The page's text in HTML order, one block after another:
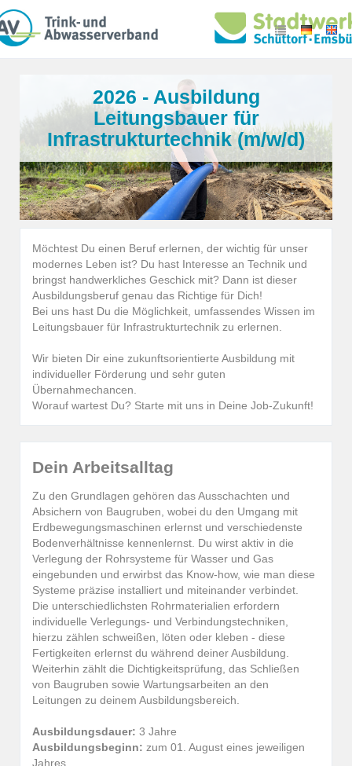
2026 - Ausbildung
Leitungsbauer für
Infrastrukturtechnik (m/w/d)
Möchtest Du einen Beruf erlernen, der wichtig für unser
modernes Leben ist? Du hast Interesse an Technik und
bringst handwerkliches Geschick mit? Dann ist dieser
Ausbildungsberuf genau das Richtige für Dich!
Bei uns hast Du die Möglichkeit, umfassendes Wissen im
Leitungsbauer für Infrastrukturtechnik zu erlernen.
Wir bieten Dir eine zukunftsorientierte Ausbildung mit
individueller Förderung und sehr guten
Übernahmechancen.
Worauf wartest Du? Starte mit uns in Deine Job-Zukunft!
Dein Arbeitsalltag
Zu den Grundlagen gehören das Ausschachten und
Absichern von Baugruben, wobei du den Umgang mit
Erdbewegungsmaschinen erlernst und verschiedenste
Bodenverhältnisse kennenlernst. Du wirst aktiv in die
Verlegung der Rohrsysteme für Wasser und Gas
eingebunden und erwirbst das Know-how, wie man diese
Systeme präzise installiert und miteinander verbindet.
Die unterschiedlichsten Rohrmaterialien erfordern
individuelle Verlegungs- und Verbindungstechniken,
hierzu zählen schweißen, löten oder kleben - diese
Fertigkeiten erlernst du während deiner Ausbildung.
Weiterhin zählt die Dichtigkeitsprüfung, das Schließen
von Baugruben sowie Wartungsarbeiten an den
Leitungen zu deinem Ausbildungsbereich.
Ausbildungsdauer: 3 Jahre
Ausbildungsbeginn: zum 01. August eines jeweiligen
Jahres